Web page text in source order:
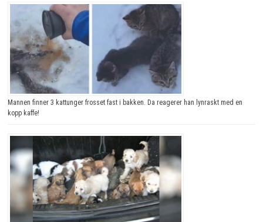
Mannen finner 3 kattunger frosset fast i bakken. Da reagerer han lynraskt med en
kopp kaffe!